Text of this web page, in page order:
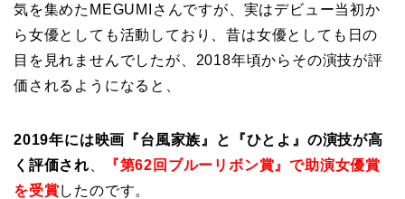
気を集めたMEGUMIさんですが、実はデビュー当初か
ら女優としても活動しており、昔は女優としても日の
目を見れませんでしたが、2018年頃からその演技が評
価されるようになると、
2019年には映画『台風家族』と『ひとよ』の演技が高
く評価され
『第62回ブルーリボン賞』で助演女優賞
を受賞したのです。